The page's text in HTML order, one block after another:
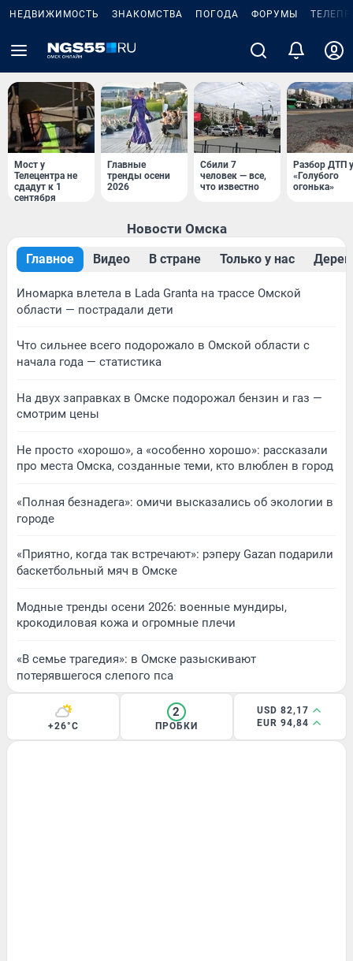
НЕДВИЖИМОСТЬ ЗНАКОМСТВА ПОГОДА ФОРУМЫ
Мост у
Телецентра не
сдадут к 1
сентября
Главные
тренды осени
2026
Сбили 7
человек — все,
что известно
Разбор ДТП у
«Голубого
огонька»
Новости Омска
Главное Видео В стране Только у нас
Иномарка влетела в Lada Granta на трассе Омской
области — пострадали дети
Что сильнее всего подорожало в Омской области с
начала года — статистика
На двух заправках в Омске подорожал бензин и газ —
смотрим цены
Не просто «хорошо», а «особенно хорошо»: рассказали
про места Омска, созданные теми, кто влюблен в город
«Полная безнадега»: омичи высказались об экологии в
городе
«Приятно, когда так встречают»: рэперу Gazan подарили
баскетбольный мяч в Омске
Модные тренды осени 2026: военные мундиры,
крокодиловая кожа и огромные плечи
«В семье трагедия»: в Омске разыскивают
потерявшегося слепого пса
+26°C
2
ПРОБКИ
USD 82,17
EUR 94,84